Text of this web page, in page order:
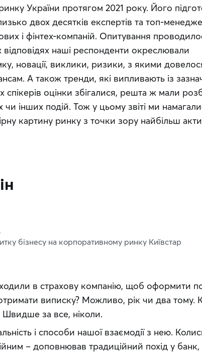
України протягом 2021 року. Його
двох десятків експертів та топ-
і фінтех-компаній. Опитування
відповідях наші респонденти окреслювали
новації, виклики, ризики, з якими
А також тренди, які випливають із
спікерів оцінки збігалися, решта ж мали
чи інших подій. Тож у цьому звіті ми
картину ринку з точки зору найбільш
бізнесу на корпоративному ринку Київстар
в страхову компанію, щоб оформити
виписку? Можливо, рік чи два тому.
Швидше за все, ніколи.
і способи нашої взаємодії з нею.
– доповнював традиційний похід у